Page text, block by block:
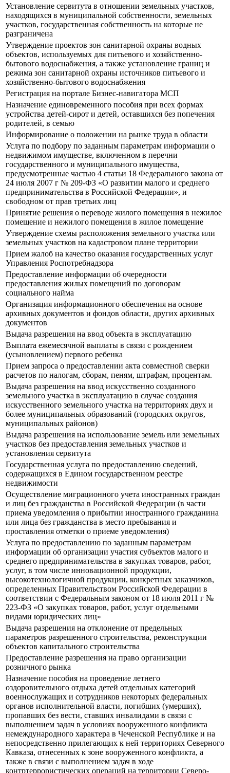
Установление сервитута в отношении земельных участков,
находящихся в муниципальной собственности, земельных
участков, государственная собственность на которые не
разграничена
Утверждение проектов зон санитарной охраны водных
объектов, используемых для питьевого и хозяйственно-
бытового водоснабжения, а также установление границ и
режима зон санитарной охраны источников питьевого и
хозяйственно-бытового водоснабжения
Регистрация на портале Бизнес-навигатора МСП
Назначение единовременного пособия при всех формах
устройства детей-сирот и детей, оставшихся без попечения
родителей, в семью
Информирование о положении на рынке труда в области
Услуга по подбору по заданным параметрам информации о
недвижимом имуществе, включенном в перечни
государственного и муниципального имущества,
предусмотренные частью 4 статьи 18 Федерального закона от
24 июля 2007 г № 209-ФЗ «О развитии малого и среднего
предпринимательства в Российской Федерации», и
свободном от прав третьих лиц
Принятие решения о переводе жилого помещения в нежилое
помещение и нежилого помещения в жилое помещение
Утверждение схемы расположения земельного участка или
земельных участков на кадастровом плане территории
Прием жалоб на качество оказания государственных услуг
Управления Роспотребнадзора
Предоставление информации об очередности
предоставления жилых помещений по договорам
социального найма
Организация информационного обеспечения на основе
архивных документов и фондов области, других архивных
документов
Выдача разрешения на ввод объекта в эксплуатацию
Выплата ежемесячной выплаты в связи с рождением
(усыновлением) первого ребенка
Прием запроса о предоставлении акта совместной сверки
расчетов по налогам, сборам, пеням, штрафам, процентам.
Выдача разрешения на ввод искусственно созданного
земельного участка в эксплуатацию в случае создания
искусственного земельного участка на территориях двух и
более муниципальных образований (городских округов,
муниципальных районов)
Выдача разрешения на использование земель или земельных
участков без предоставления земельных участков и
установления сервитута
Государственная услуга по предоставлению сведений,
содержащихся в Едином государственном реестре
недвижимости
Осуществление миграционного учета иностранных граждан
и лиц без гражданства в Российской Федерации (в части
приема уведомления о прибытии иностранного гражданина
или лица без гражданства в место пребывания и
проставления отметки о приеме уведомления)
Услуга по предоставлению по заданным параметрам
информации об организации участия субъектов малого и
среднего предпринимательства в закупках товаров, работ,
услуг, в том числе инновационной продукции,
высокотехнологичной продукции, конкретных заказчиков,
определенных Правительством Российской Федерации в
соответствии с Федеральным законом от 18 июля 2011 г №
223-ФЗ «О закупках товаров, работ, услуг отдельными
видами юридических лиц»
Выдача разрешения на отклонение от предельных
параметров разрешенного строительства, реконструкции
объектов капитального строительства
Предоставление разрешения на право организации
розничного рынка
Назначение пособия на проведение летнего
оздоровительного отдыха детей отдельных категорий
военнослужащих и сотрудников некоторых федеральных
органов исполнительной власти, погибших (умерших),
пропавших без вести, ставших инвалидами в связи с
выполнением задач в условиях вооруженного конфликта
немеждународного характера в Чеченской Республике и на
непосредственно прилегающих к ней территориях Северного
Кавказа, отнесенных к зоне вооруженного конфликта, а
также в связи с выполнением задач в ходе
контртеррористических операций на территории Северо-